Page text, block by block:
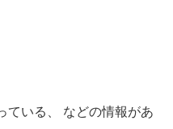
ている、 などの情報があ